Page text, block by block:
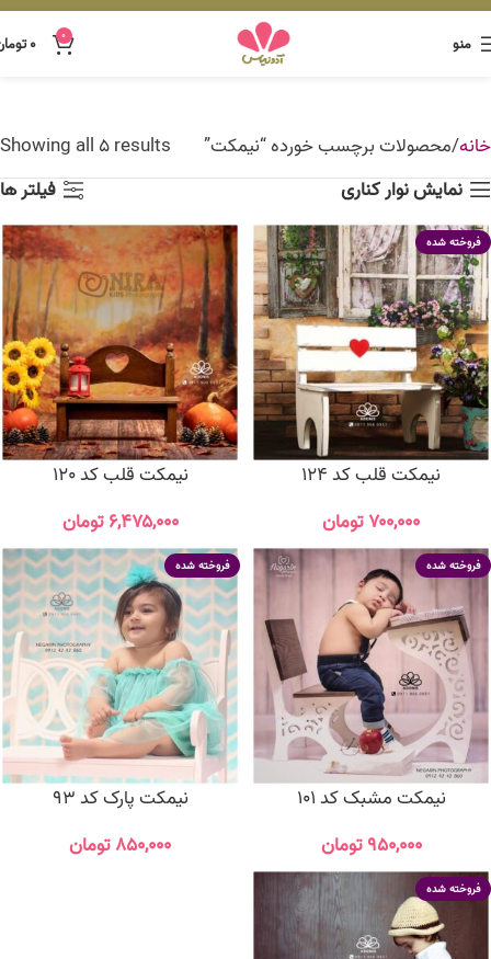
منو 0 ۰
خانه محصولات برچسب خورده “نیمکت”
Showing all 5 results
نمایش نوار کناری
فیلتر ها
فروخته شده
نیمکت قلب کد 124
۷۰۰,۰۰۰تومان
نیمکت قلب کد 120
۶,۴۷۵,۰۰۰ تومان
فروخته شده
نیمکت مشبک کد 101
۹۵۰,۰۰۰ تومان
فروخته شده
نیمکت پارک کد 93
۸۵۰,۰۰۰تومان
فروخته شده